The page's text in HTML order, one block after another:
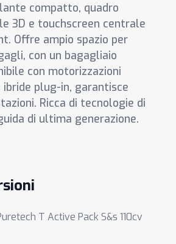
compatto, quadro
3D e touchscreen centrale
Offre ampio spazio per
con un bagagliaio
con motorizzazioni
ibride plug-in, garantisce
Ricca di tecnologie di
di ultima generazione.
T Active Pack S&s 110cv